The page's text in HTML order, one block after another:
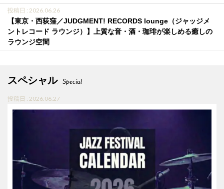
投稿日 : 2026.06.26
【東京・西荻窪／JUDGMENT! RECORDS lounge（ジャッジメ
ントレコード ラウンジ）】上質な音・酒・珈琲が楽しめる癒しの
ラウンジ空間
スペシャル Special
投稿日 : 2026.06.27